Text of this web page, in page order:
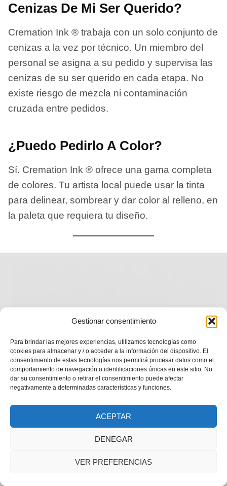
Gestionar consentimiento
Para brindar las mejores experiencias, utilizamos tecnologías como
cookies para almacenar y / o acceder a la información del dispositivo. El
consentimiento de estas tecnologías nos permitirá procesar datos como el
comportamiento de navegación o identificaciones únicas en este sitio. No
dar su consentimiento o retirar el consentimiento puede afectar
negativamente a determinadas características y funciones.
ACEPTAR
DENEGAR
VER PREFERENCIAS
Cenizas De Mi Ser Querido?
Cremation Ink ® trabaja con un solo conjunto de
cenizas a la vez por técnico. Un miembro del
personal se asigna a su pedido y supervisa las
cenizas de su ser querido en cada etapa. No
existe riesgo de mezcla ni contaminación
cruzada entre pedidos.
¿Puedo Pedirlo A Color?
Sí. Cremation Ink ® ofrece una gama completa
de colores. Tu artista local puede usar la tinta
para delinear, sombrear y dar color al relleno, en
la paleta que requiera tu diseño.
TINTA PARA CREMACIÓN – TIENDA